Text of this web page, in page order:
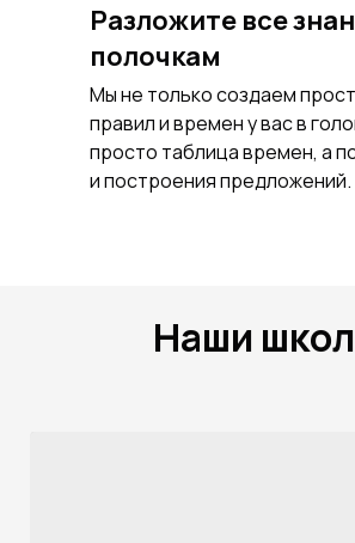
Разложите все
полочкам
Мы не только создаем
правил и времен у вас в
просто таблица времен, а
и построения предложений.
Наши